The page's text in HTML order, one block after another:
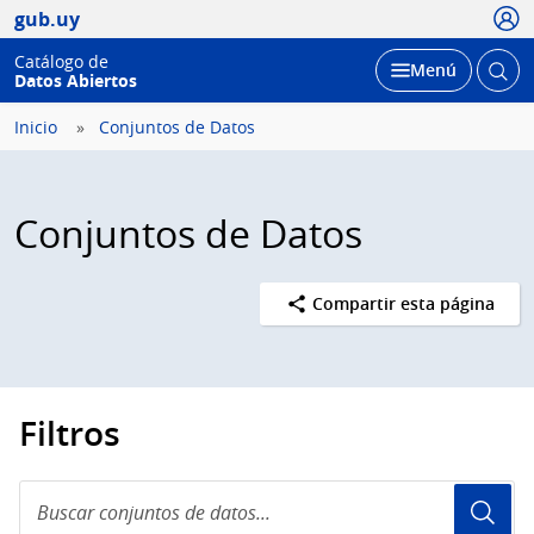
gub.uy
Catálogo de
Datos Abiertos
Desplegar
Menú Abrir
Inicio Conjuntos de Datos
Conjuntos de Datos
Compartir esta página
Filtros
conjuntos